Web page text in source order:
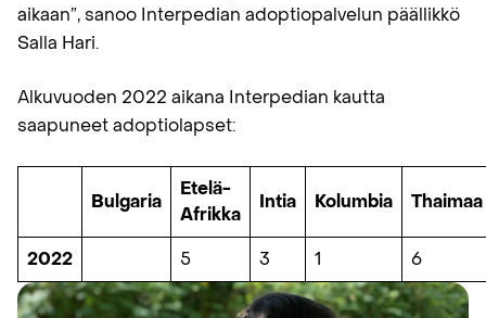
aikaan”, sanoo Interpedian adoptiopalvelun päällikkö
Salla Hari.
Alkuvuoden 2022 aikana Interpedian kautta
saapuneet adoptiolapset:
Bulgaria
Etelä-
Afrikka
Intia Kolumbia Thaimaa
2022 5 3 1 6